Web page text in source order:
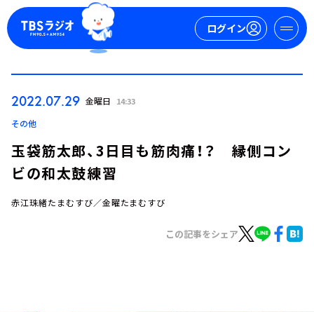
ログイン
2022.07.29 金曜日 14:33
その他
玉袋筋太郎、3日目も筋肉痛！？ 縁側コン
ビの和太鼓練習
赤江珠緒たまむすび／金曜たまむすび
この記事をシェア